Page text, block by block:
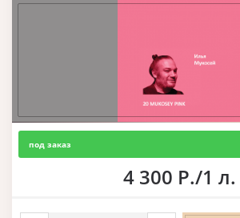
под заказ
4 300 Р./1 л.